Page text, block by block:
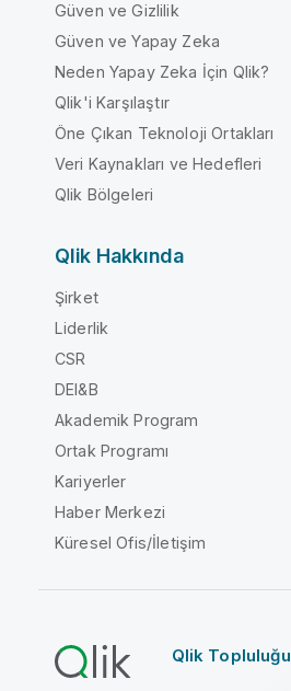
Güven ve Gizlilik
Güven ve Yapay Zeka
Neden Yapay Zeka İçin Qlik?
Qlik'i Karşılaştır
Öne Çıkan Teknoloji Ortakları
Veri Kaynakları ve Hedefleri
Qlik Bölgeleri
Qlik Hakkında
Şirket
Liderlik
CSR
DEI&B
Akademik Program
Ortak Programı
Kariyerler
Haber Merkezi
Küresel Ofis/İletişim
Qlik Topluluğu